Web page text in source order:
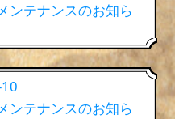
ンテナンスのお知ら
ンテナンスのお知ら